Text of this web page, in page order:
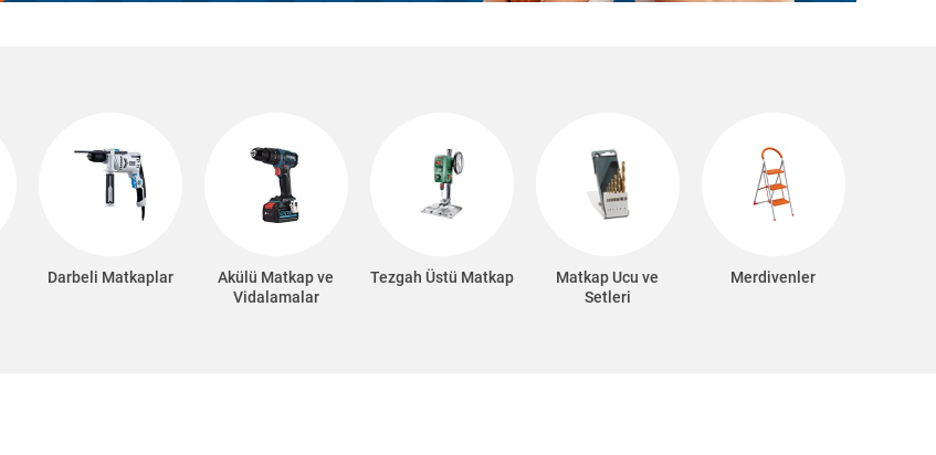
Darbeli Matkaplar
Akülü Matkap ve
Vidalamalar
Tezgah Üstü Matkap
Matkap Ucu ve
Setleri
Merdivenler